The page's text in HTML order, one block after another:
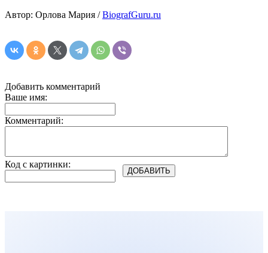
Автор: Орлова Мария /BiografGuru.ru
Добавить комментарий
Ваше имя:
Комментарий:
Код с картинки: